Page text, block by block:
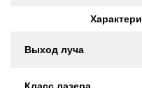
Выход луча